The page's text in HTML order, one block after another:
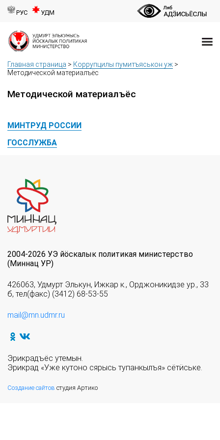
РУС УДМ
Главная страница > Коррупцилы пумитъяськон уж >
Методической материалъёс
Методической материалъёс
МИНТРУД РОССИИ
ГОССЛУЖБА
2004-2026 УЭ йöскалык политикая министерство
(Миннац УР)
426063, Удмурт Элькун, Ижкар к., Орджоникидзе ур., 33
б, тел(факс) (3412) 68-53-55
mail@mn.udmr.ru
Эрикрадъёс утемын.
Эрикрад «Уже кутоно сярысь тупанкылъя» сётӥське.
Создание сайтов студия Артико